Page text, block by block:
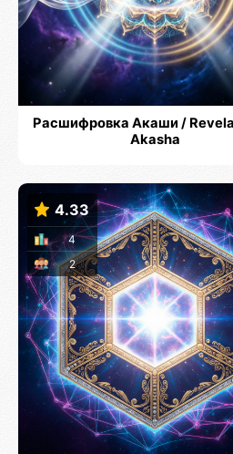
Расшифровка Акаши /
Akasha
4.33
2
4